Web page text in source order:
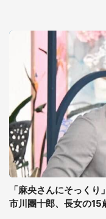
「麻央さんにそっく
市川團十郎、長女の15